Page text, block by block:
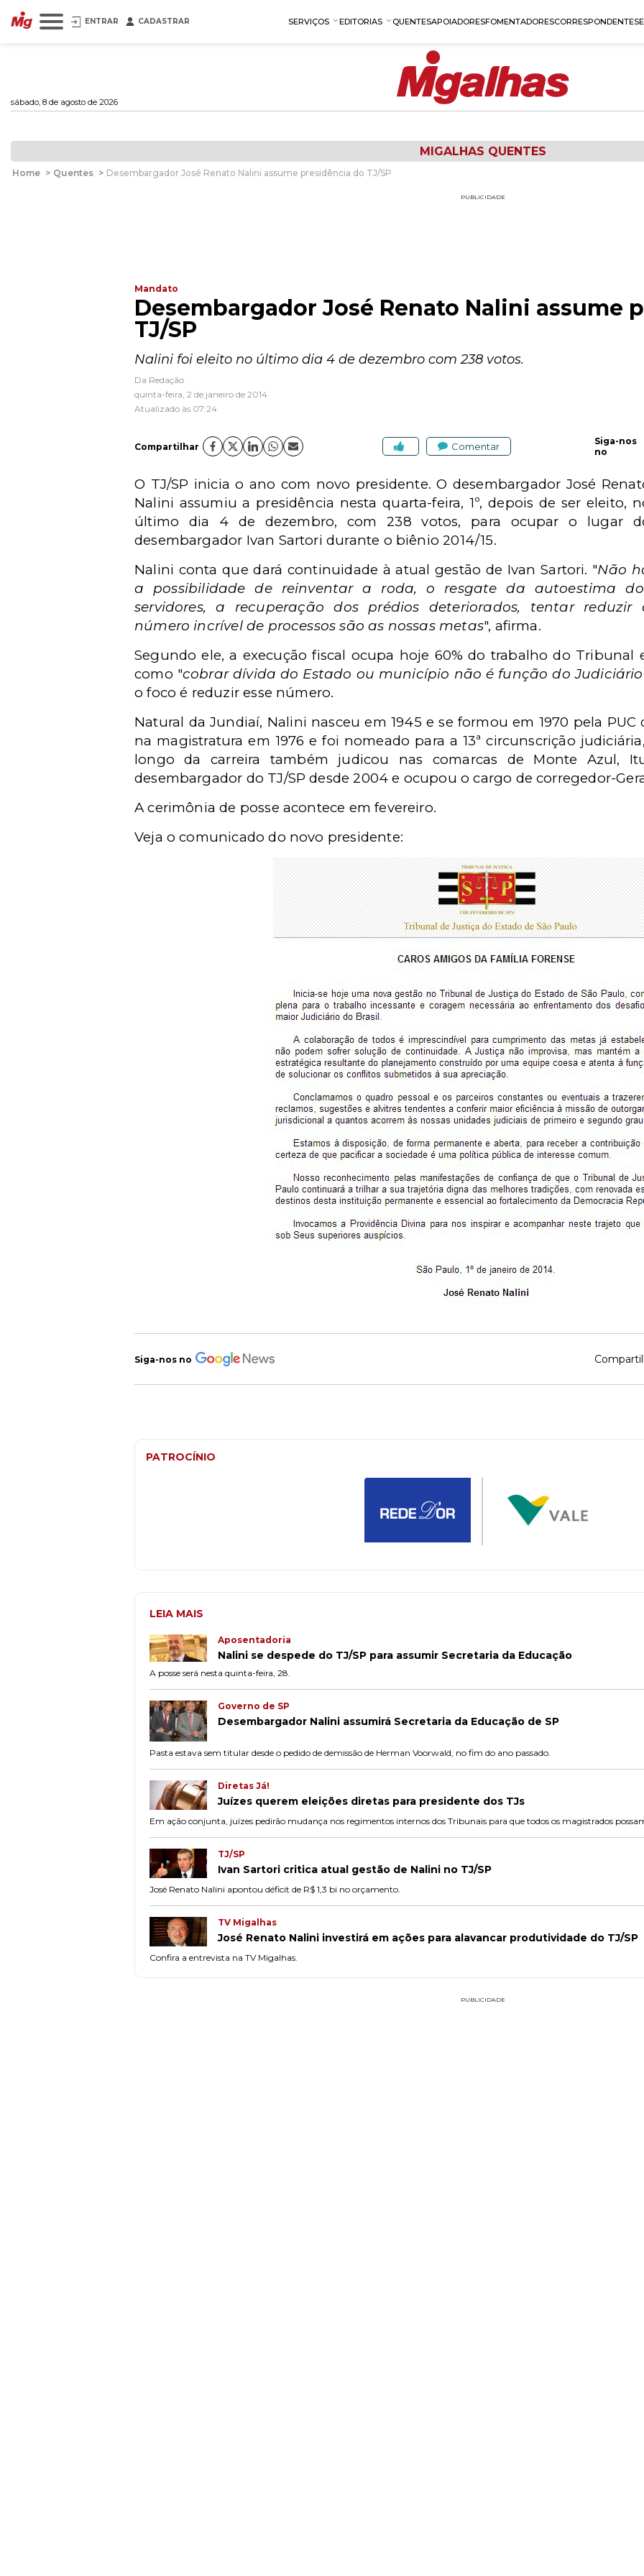
ENTRAR CADASTRAR SERVIÇOS EDITORIAS QUENTESAPOIADORESFOMENTADORESCORRESPONDENTES
sábado, 8 de agosto de 2026
MIGALHAS QUENTES
Home > Quentes > Desembargador José Renato Nalini assume presidência do TJ/SP
PUBLICIDADE
Mandato
Desembargador José Renato Nalini assume
TJ/SP
Nalini foi eleito no último dia 4 de dezembro com 238 votos.
Da Redação
quinta-feira, 2 de janeiro de 2014
Atualizado às 07:24
Compartilhar Comentar
Siga-nos
no
O TJ/SP inicia o ano com novo presidente. O desembargador José
Nalini assumiu a presidência nesta quarta-feira, 1º, depois de ser eleito,
último dia 4 de dezembro, com 238 votos, para ocupar o lugar
desembargador Ivan Sartori durante o biênio 2014/15.
Nalini conta que dará continuidade à atual gestão de Ivan Sartori. "Não
a possibilidade de reinventar a roda, o resgate da autoestima
servidores, a recuperação dos prédios deteriorados, tentar reduzir
número incrível de processos são as nossas metas", afirma.
Segundo ele, a execução fiscal ocupa hoje 60% do trabalho do Tribunal
como "cobrar dívida do Estado ou município não é função do Judiciário
o foco é reduzir esse número.
Natural da Jundiaí, Nalini nasceu em 1945 e se formou em 1970 pela
na magistratura em 1976 e foi nomeado para a 13ª circunscrição
longo da carreira também judicou nas comarcas de Monte Azul,
desembargador do TJ/SP desde 2004 e ocupou o cargo de corregedor-
A cerimônia de posse acontece em fevereiro.
Veja o comunicado do novo presidente:
Siga-nos no
PATROCÍNIO
LEIA MAIS
Aposentadoria
Nalini se despede do TJ/SP para assumir Secretaria da Educação
A posse será nesta quinta-feira, 28.
Governo de SP
Desembargador Nalini assumirá Secretaria da Educação de SP
Pasta estava sem titular desde o pedido de demissão de Herman Voorwald, no fim do ano passado.
Diretas Já!
Juízes querem eleições diretas para presidente dos TJs
Em ação conjunta, juízes pedirão mudança nos regimentos internos dos Tribunais para que todos os magistrados
TJ/SP
Ivan Sartori critica atual gestão de Nalini no TJ/SP
José Renato Nalini apontou déficit de R$ 1,3 bi no orçamento.
TV Migalhas
José Renato Nalini investirá em ações para alavancar produtividade do TJ/SP
Confira a entrevista na TV Migalhas.
PUBLICIDADE